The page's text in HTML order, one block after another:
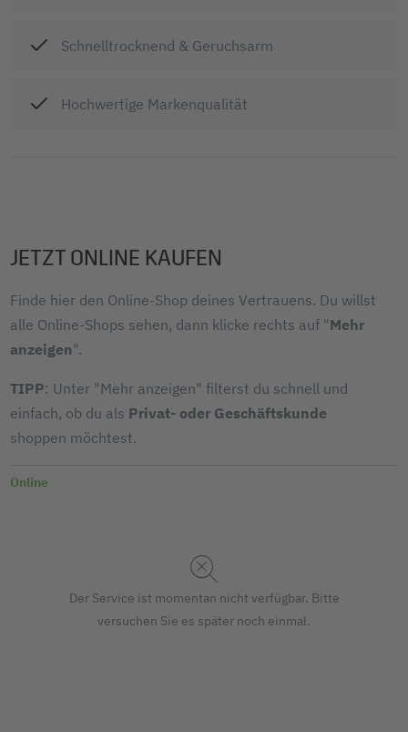
Schnelltrocknend & Geruchsarm
Hochwertige Markenqualität
JETZT ONLINE KAUFEN
Finde hier den Online-Shop deines Vertrauens. Du willst
alle Online-Shops sehen, dann klicke rechts auf "Mehr
anzeigen".
TIPP: Unter "Mehr anzeigen" filterst du schnell und
einfach, ob du als Privat- oder Geschäftskunde
shoppen möchtest.
Online
Der Service ist momentan nicht verfügbar. Bitte
versuchen Sie es später noch einmal.